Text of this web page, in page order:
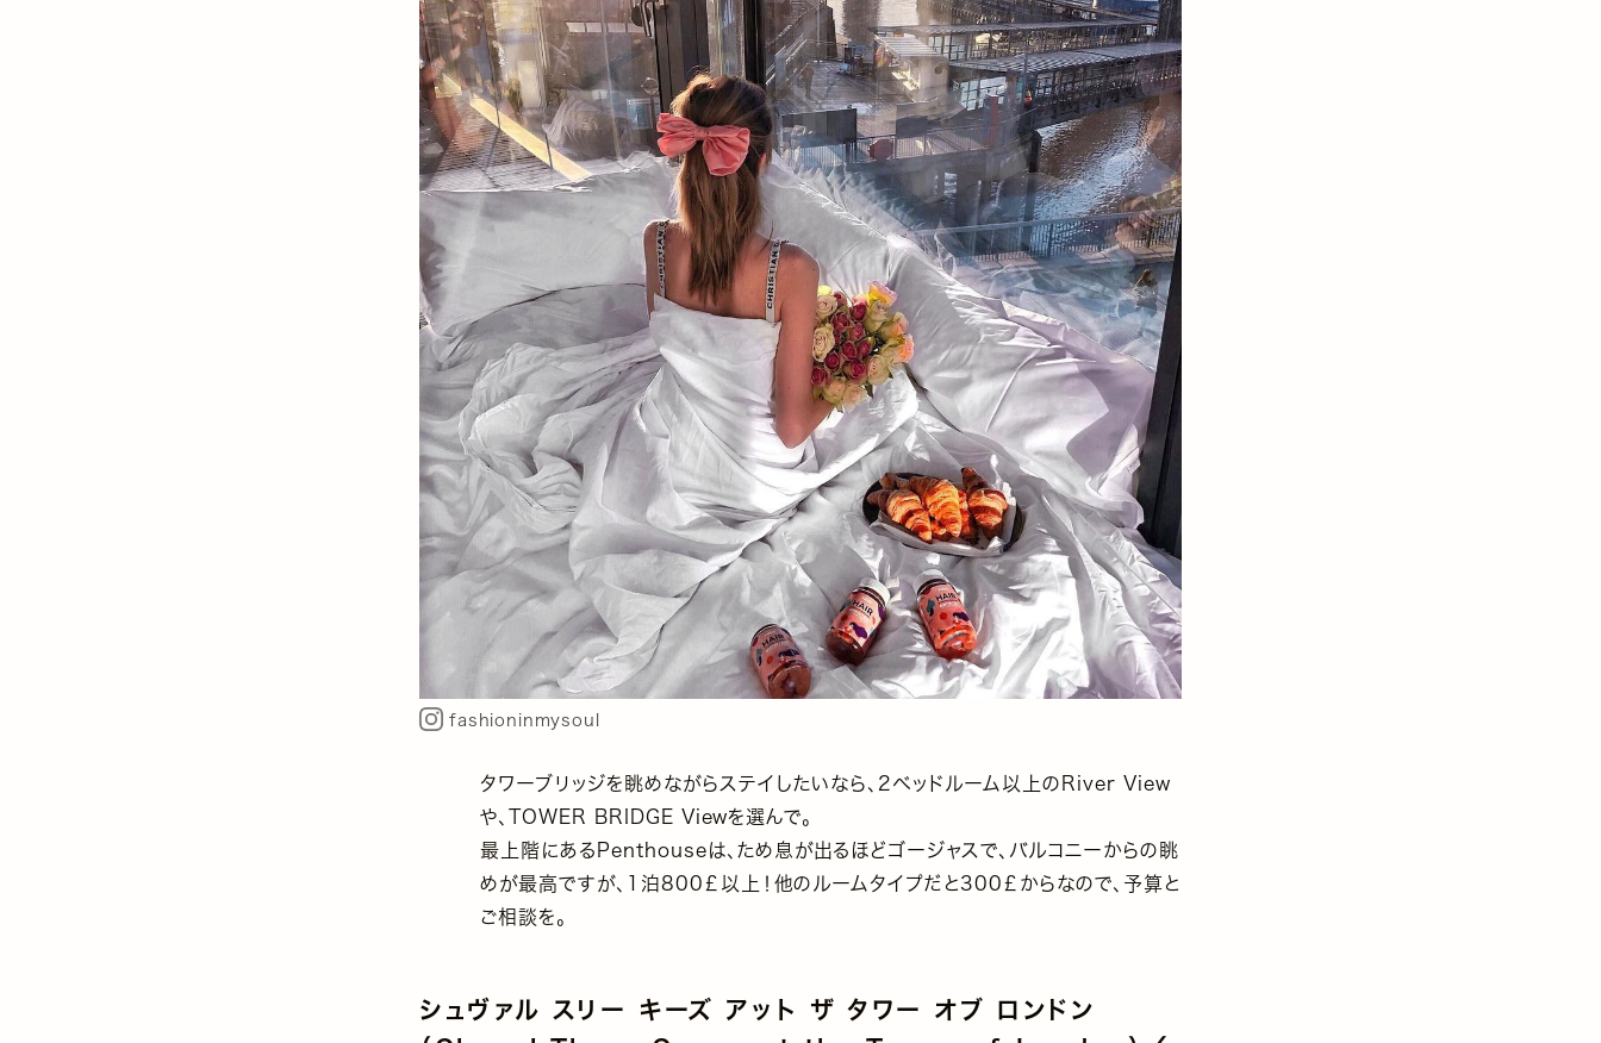
fashioninmysoul
タワーブリッジを眺めながらステイしたいなら、2ベッドルーム以上のRiver View
や、TOWER BRIDGE Viewを選んで。
最上階にあるPenthouseは、ため息が出るほどゴージャスで、バルコニーからの眺
めが最高ですが、1泊800￡以上！他のルームタイプだと300￡からなので、予算と
ご相談を。
シュヴァル スリー キーズ アット ザ タワー オブ ロンドン